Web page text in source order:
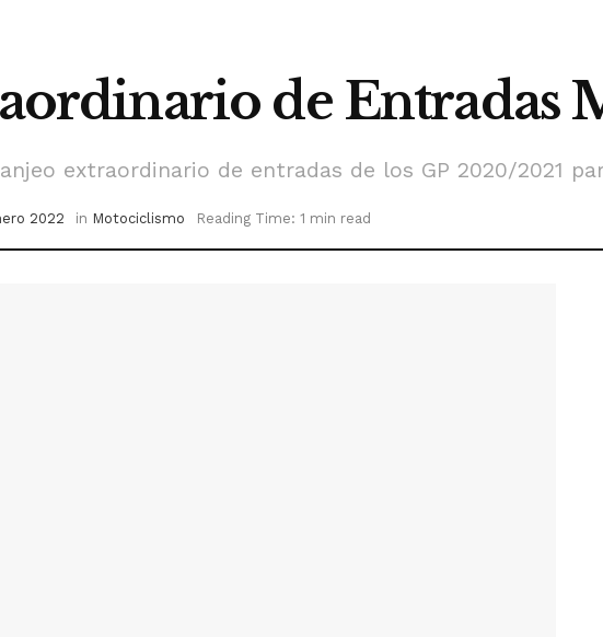
de Entradas
extraordinario de entradas de los GP 2020/2021
2022 in Motociclismo Reading Time: 1 min read